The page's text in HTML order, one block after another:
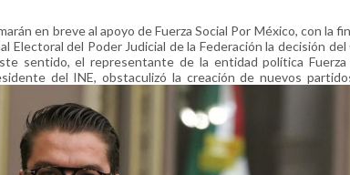
en breve al apoyo de Fuerza Social Por México, con
Electoral del Poder Judicial de la Federación la decisión
sentido, el representante de la entidad política
del INE, obstaculizó la creación de nuevos